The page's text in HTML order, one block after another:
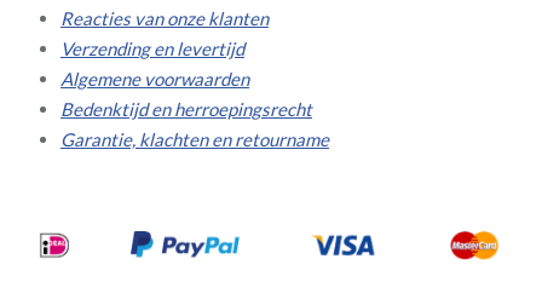
Reacties van onze klanten
Verzending en levertijd
Algemene voorwaarden
Bedenktijd en herroepingsrecht
Garantie, klachten en retourname